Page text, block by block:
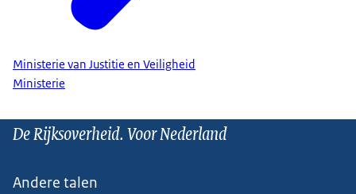
Ministerie van Justitie en Veiligheid
Ministerie
De Rijksoverheid. Voor Nederland
Andere talen